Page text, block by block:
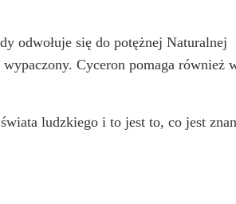
odwołuje się do potężnej Naturalnej
Cyceron pomaga również
ludzkiego i to jest to, co jest